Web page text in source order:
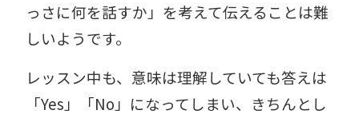
っさに何を話すか」を考えて伝えることは難
しいようです。
レッスン中も、意味は理解していても答えは
「Yes」「No」になってしまい、きちんとし